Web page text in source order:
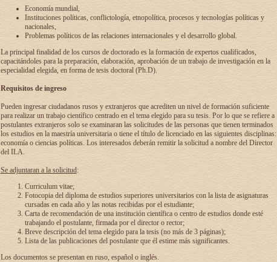
Economía mundial,
Instituciones políticas, conflictología, etnopolítica, procesos y tecnologías políticas y
nacionales,
Problemas políticos de las relaciones internacionales y el desarrollo global.
La principal finalidad de los cursos de doctorado es la formación de expertos cualificados,
capacitándoles para la preparación, elaboración, aprobación de un trabajo de investigación en la
especialidad elegida, en forma de tesis doctoral (Ph.D).
Requisitos de ingreso
Pueden ingresar ciudadanos rusos y extranjeros que acrediten un nivel de formación suficiente
para realizar un trabajo científico centrado en el tema elegido para su tesis. Por lo que se refiere a
postulantes extranjeros solo se examinaran las solicitudes de las personas que tienen terminados
los estudios en la maestría universitaria o tiene el título de licenciado en las siguientes disciplinas:
economía o ciencias políticas. Los interesados deberán remitir la solicitud a nombre del Director
del ILA.
Se adjuntaran a la solicitud:
Curriculum vitae;
Fotocopia del diploma de estudios superiores universitarios con la lista de asignaturas
cursadas en cada año y las notas recibidas por el estudiante;
Carta de recomendación de una institución científica o centro de estudios donde esté
trabajando el postulante, firmada por el director o rector;
Breve descripción del tema elegido para la tesis (no más de 3 páginas);
Lista de las publicaciones del postulante que él estime más significantes.
Los documentos se presentan en ruso, español o inglés.